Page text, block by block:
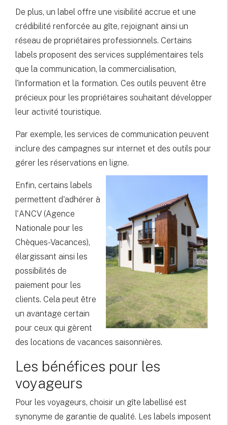
De plus, un label offre une visibilité accrue et une
crédibilité renforcée au gîte, rejoignant ainsi un
réseau de propriétaires professionnels. Certains
labels proposent des services supplémentaires tels
que la communication, la commercialisation,
l'information et la formation. Ces outils peuvent être
précieux pour les propriétaires souhaitant développer
leur activité touristique.
Par exemple, les services de communication peuvent
inclure des campagnes sur internet et des outils pour
gérer les réservations en ligne.
Enfin, certains labels
permettent d'adhérer à
l'ANCV (Agence
Nationale pour les
Chèques-Vacances),
élargissant ainsi les
possibilités de
paiement pour les
clients. Cela peut être
un avantage certain
pour ceux qui gèrent
des locations de vacances saisonnières.
Les bénéfices pour les
voyageurs
Pour les voyageurs, choisir un gîte labellisé est
synonyme de garantie de qualité. Les labels imposent